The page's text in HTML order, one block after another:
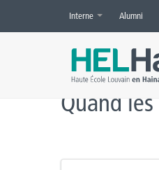
Interne Alumni
Accueil » Actualités »
Quand